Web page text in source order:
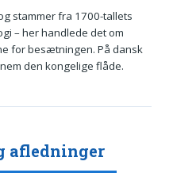
stammer fra 1700-tallets
– her handlede det om
for besætningen. På dansk
den kongelige flåde.
afledninger